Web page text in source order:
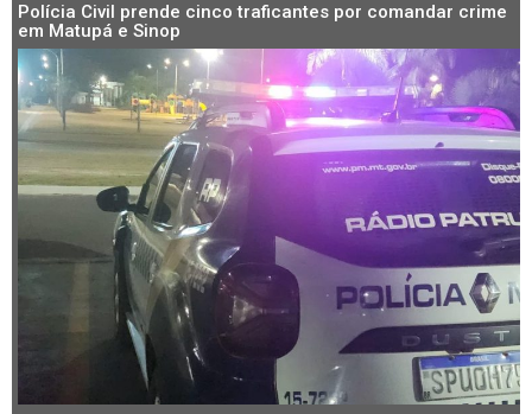
Polícia Civil prende cinco traficantes por comandar crime
em Matupá e Sinop